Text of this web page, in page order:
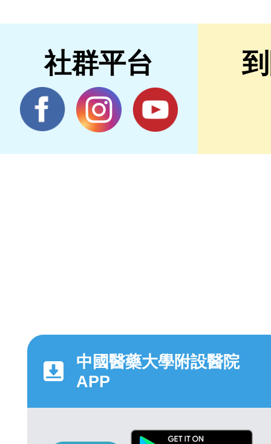
社群平台
中國醫藥大學附設醫院
APP